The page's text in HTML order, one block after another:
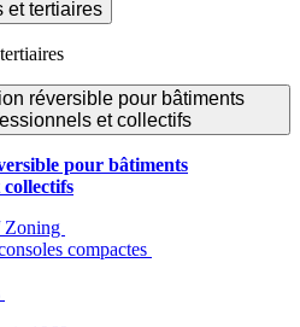
et tertiaires
réversible pour bâtiments
et collectifs
pour bâtiments
collectifs
Zoning
compactes